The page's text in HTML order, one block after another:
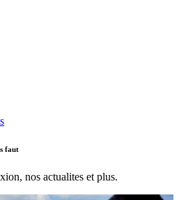
faut
nos actualites et plus.